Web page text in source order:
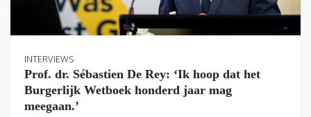
INTERVIEWS
Prof. dr. Sébastien De Rey: ‘Ik hoop dat het
Burgerlijk Wetboek honderd jaar mag
meegaan.’